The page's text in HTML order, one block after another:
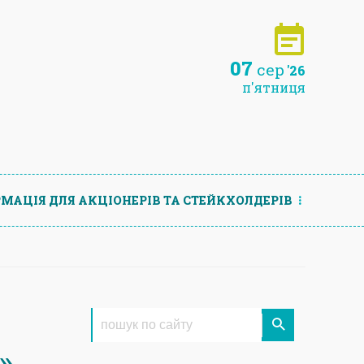
07 сер '26
п'ятниця
ДЛЯ АКЦIОНЕРIВ ТА СТЕЙКХОЛДЕРIВ